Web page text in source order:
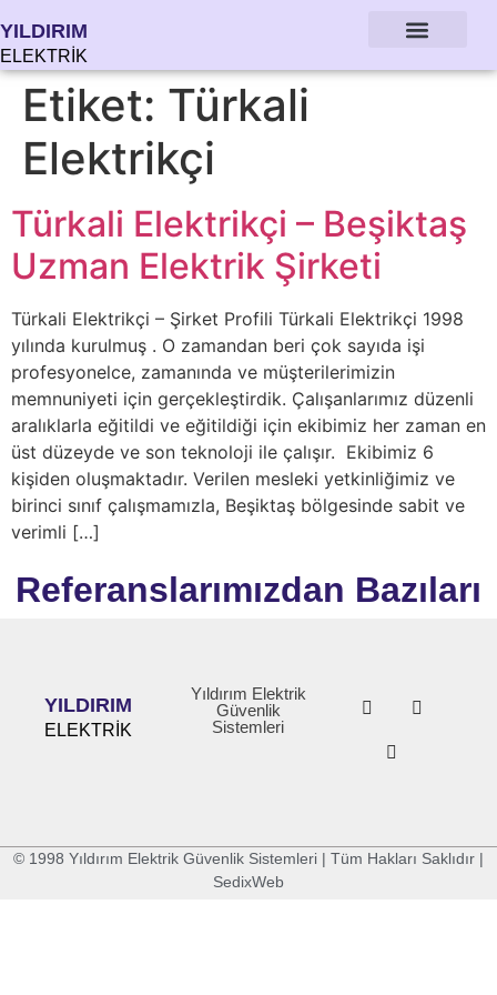
YILDIRIM
ELEKTRİK
Etiket: Türkali
Elektrikçi
Türkali Elektrikçi – Beşiktaş
Uzman Elektrik Şirketi
Türkali Elektrikçi – Şirket Profili Türkali Elektrikçi 1998
yılında kurulmuş . O zamandan beri çok sayıda işi
profesyonelce, zamanında ve müşterilerimizin
memnuniyeti için gerçekleştirdik. Çalışanlarımız düzenli
aralıklarla eğitildi ve eğitildiği için ekibimiz her zaman en
üst düzeyde ve son teknoloji ile çalışır. Ekibimiz 6
kişiden oluşmaktadır. Verilen mesleki yetkinliğimiz ve
birinci sınıf çalışmamızla, Beşiktaş bölgesinde sabit ve
verimli […]
Referanslarımızdan Bazıları
YILDIRIM
ELEKTRİK
Yıldırım Elektrik
Güvenlik
Sistemleri
© 1998 Yıldırım Elektrik Güvenlik Sistemleri | Tüm Hakları Saklıdır |
SedixWeb